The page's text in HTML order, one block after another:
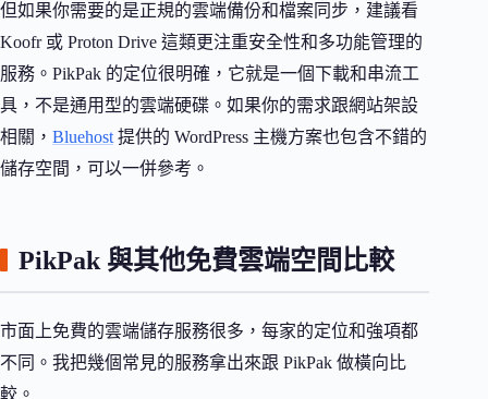
但如果你需要的是正規的雲端備份和檔案同步，建議看
Koofr 或 Proton Drive 這類更注重安全性和多功能管理的
服務。PikPak 的定位很明確，它就是一個下載和串流工
具，不是通用型的雲端硬碟。如果你的需求跟網站架設
相關， Bluehost 提供的 WordPress 主機方案也包含不錯的
儲存空間，可以一併參考。
PikPak 與其他免費雲端空間比較
市面上免費的雲端儲存服務很多，每家的定位和強項都
不同。我把幾個常見的服務拿出來跟 PikPak 做橫向比
較。